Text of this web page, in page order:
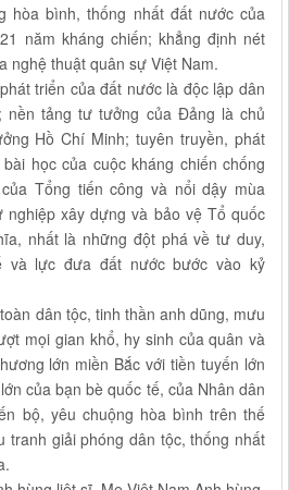
hòa bình, thống nhất đất nước của
năm kháng chiến; khẳng định nét
nghệ thuật quân sự Việt Nam.
triển của đất nước là độc lập dân
nền tảng tư tưởng của Đảng là chủ
Hồ Chí Minh; tuyên truyền, phát
học của cuộc kháng chiến chống
Tổng tiến công và nổi dậy mùa
nghiệp xây dựng và bảo vệ Tổ quốc
nhất là những đột phá về tư duy,
và lực đưa đất nước bước vào kỷ
dân tộc, tinh thần anh dũng, mưu
mọi gian khổ, hy sinh của quân và
lớn miền Bắc với tiền tuyến lớn
của bạn bè quốc tế, của Nhân dân
bộ, yêu chuộng hòa bình trên thế
tranh giải phóng dân tộc, thống nhất